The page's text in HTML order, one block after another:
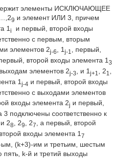
элементы ИСКЛЮЧАЮЩЕЕ
,…,29 и элемент ИЛИ 3, причем
1 i
и первый, второй входы
с первым, вторым
элементов 2j-6, 1j-1 , первый,
второй входы элемента 1 3
элементов 2j-3 , и 1 j+1 , 21
1 j-4 и первый, второй входы
с выходами элементов
входы элемента 2j и первый,
3 подключены соответственно к
и 28 , 29 , 27
, а первый, второй
входы элемента 1 7
ым, (k+3)-им и третьим, шестым
k-й и третий выходы